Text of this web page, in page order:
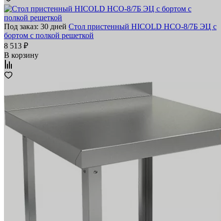
Под заказ: 30 дней Стол пристенный HICOLD НСО-8/7Б ЭЦ с
бортом с полкой решеткой
8 513 ₽
В корзину